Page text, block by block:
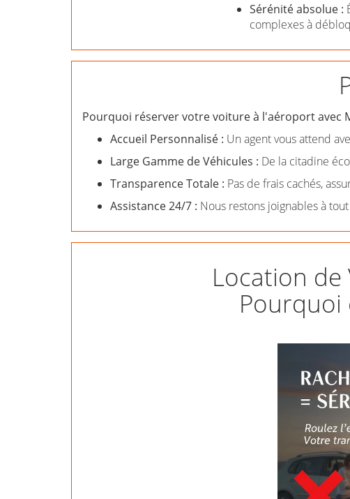
Sérénité absolue :
complexes à
Pourquoi réserver votre voiture à l'aéroport avec
Accueil Personnalisé : Un agent vous attend
Large Gamme de Véhicules : De la citadine
Transparence Totale : Pas de frais cachés,
Assistance 24/7 : Nous restons joignables à
Location de
Pourquoi